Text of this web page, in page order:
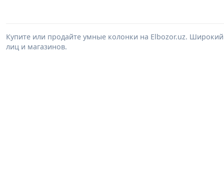
Купите или продайте умные колонки на Elbozor.uz.
лиц и магазинов.